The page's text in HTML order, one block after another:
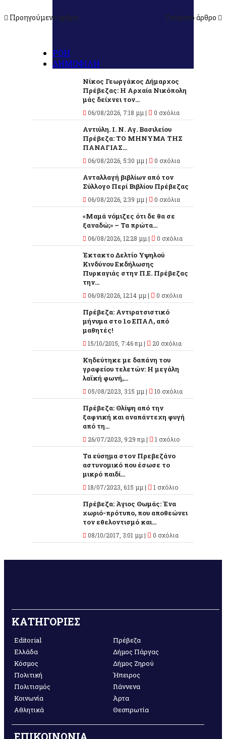
Προηγούμενο άρθρο Επόμενο άρθρο
ΡΟΗ
ΔΗΜΟΦΙΛΗ
Νίκος Γεωργάκος Δήμαρχος
Πρέβεζας: Η Αρχαία Νικόπολη
μάς δείχνει τον...
06/08/2026, 7:18 μμ | 0 σχόλια
Αντιύλη. Ι. Ν. Αγ. Βασιλείου
Πρέβεζα: ΤΟ ΜΗΝΥΜΑ ΤΗΣ
ΠΑΝΑΓΙΑΣ...
06/08/2026, 5:30 μμ | 0 σχόλια
Ανταλλαγή βιβλίων από τον
Σύλλογο Περί Βιβλίου Πρέβεζας
06/08/2026, 2:39 μμ | 0 σχόλια
«Μαμά νόμιζες ότι δε θα σε
ξαναδώ;» – Τα πρώτα...
06/08/2026, 12:28 μμ | 0 σχόλια
Έκτακτο Δελτίο Υψηλού
Κινδύνου Εκδήλωσης
Πυρκαγιάς στην Π.Ε. Πρέβεζας
την...
06/08/2026, 12:14 μμ | 0 σχόλια
Πρέβεζα: Αντιρατσιστικό
μήνυμα στο 1ο ΕΠΑΛ, από
μαθητές!
15/10/2015, 7:46 πμ | 20 σχόλια
Κηδεύτηκε με δαπάνη του
γραφείου τελετών: Η μεγάλη
λαϊκή φωνή,...
05/08/2023, 3:15 μμ | 10 σχόλια
Πρέβεζα: Θλίψη από την
ξαφνική και αναπάντεχη φυγή
από τη...
26/07/2023, 9:29 πμ | 1 σχόλιο
Τα εύσημα στον Πρεβεζάνο
αστυνομικό που έσωσε το
μικρό παιδί...
18/07/2023, 6:15 μμ | 1 σχόλιο
Πρέβεζα: Άγιος Θωμάς: Ένα
χωριό-πρότυπο, που αποθεώνει
τον εθελοντισμό και...
08/10/2017, 3:01 μμ | 0 σχόλια
ΚΑΤΗΓΟΡΙΕΣ
Editorial
Ελλάδα
Κόσμος
Πολιτική
Πολιτισμός
Κοινωνία
Αθλητικά
Πρέβεζα
Δήμος Πάργας
Δήμος Ζηρού
Ήπειρος
Γιάννενα
Άρτα
Θεσπρωτία